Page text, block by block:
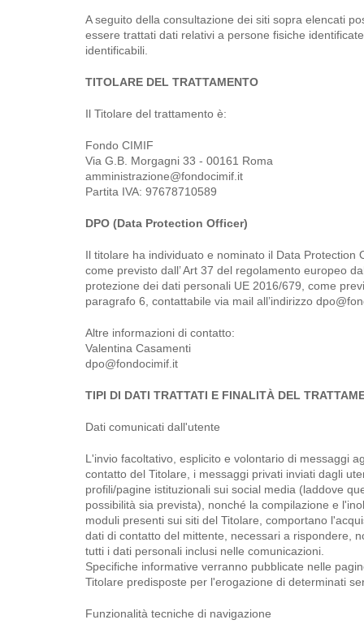
A seguito della consultazione dei siti sopra elencati
essere trattati dati relativi a persone fisiche
identificabili.
TITOLARE DEL TRATTAMENTO
Il Titolare del trattamento è:
Fondo CIMIF
Via G.B. Morgagni 33 - 00161 Roma
amministrazione@fondocimif.it
Partita IVA: 97678710589
DPO (Data Protection Officer)
Il titolare ha individuato e nominato il Data Protection
come previsto dall’ Art 37 del regolamento europeo
protezione dei dati personali UE 2016/679, come
paragrafo 6, contattabile via mail all’indirizzo
Altre informazioni di contatto:
Valentina Casamenti
dpo@fondocimif.it
TIPI DI DATI TRATTATI E FINALITÀ DEL
Dati comunicati dall'utente
L'invio facoltativo, esplicito e volontario di messaggi
contatto del Titolare, i messaggi privati inviati dagli
profili/pagine istituzionali sui social media (laddove
possibilità sia prevista), nonché la compilazione e
moduli presenti sui siti del Titolare, comportano
dati di contatto del mittente, necessari a rispondere,
tutti i dati personali inclusi nelle comunicazioni.
Specifiche informative verranno pubblicate nelle
Titolare predisposte per l'erogazione di determinati
Funzionalità tecniche di navigazione